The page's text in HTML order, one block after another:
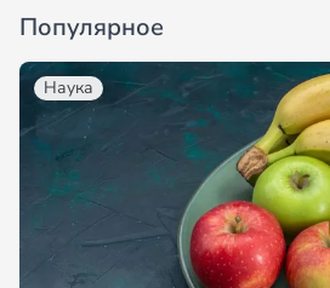
Популярное
Наука